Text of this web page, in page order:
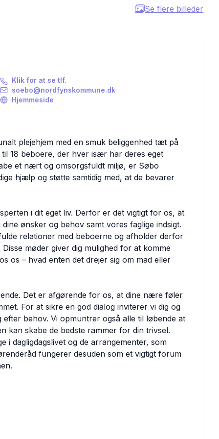
Se flere billeder
Klik for at se tlf.
soebo@nordfynskommune.dk
Hjemmeside
plejehjem med en smuk beliggenhed tæt på
18 beboere, der hver især har deres eget
et nært og omsorgsfuldt miljø, er Søbo
hjælp og støtte samtidig med, at de bevarer
i dit eget liv. Derfor er det vigtigt for os, at
ønsker og behov samt vores faglige indsigt.
relationer med beboerne og afholder derfor
møder giver dig mulighed for at komme
os – hvad enten det drejer sig om mad eller
Det er afgørende for os, at dine nære føler
For at sikre en god dialog inviterer vi dig og
behov. Vi opmuntrer også alle til løbende at
kan skabe de bedste rammer for din trivsel.
i dagligdagslivet og de arrangementer, som
fungerer desuden som et vigtigt forum